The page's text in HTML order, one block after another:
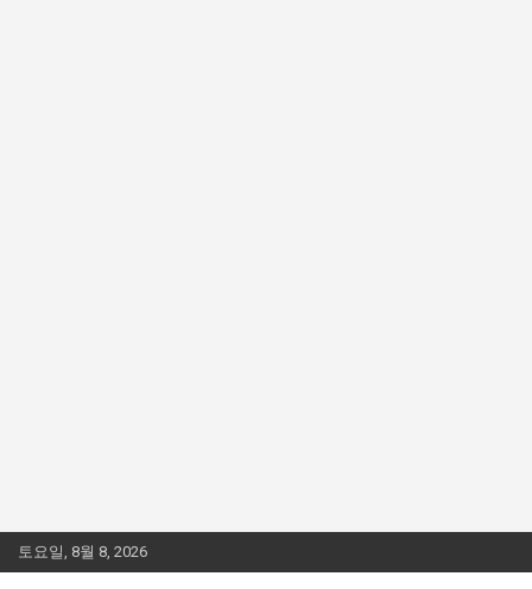
Skip
to
토요일, 8월 8, 2026